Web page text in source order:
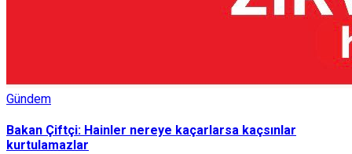
Gündem
Bakan Çiftçi: Hainler nereye kaçarlarsa kaçsınlar
kurtulamazlar